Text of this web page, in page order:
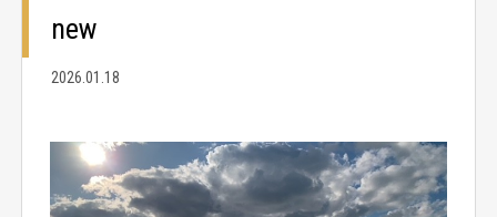
new
2026.01.18